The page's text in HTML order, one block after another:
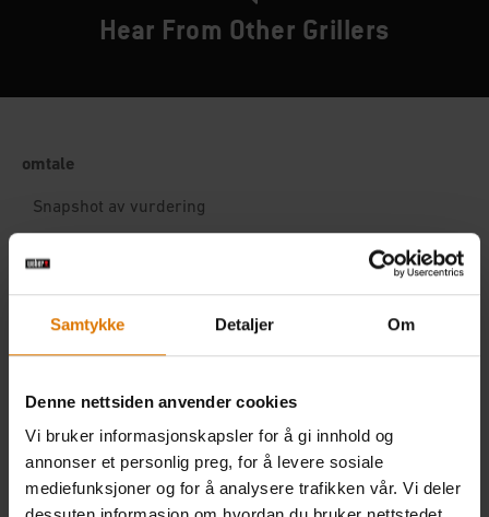
Samtykke Detaljer Om
Denne nettsiden anvender cookies
Vi bruker informasjonskapsler for å gi innhold og
annonser et personlig preg, for å levere sosiale
mediefunksjoner og for å analysere trafikken vår. Vi deler
Hear From Other Grillers